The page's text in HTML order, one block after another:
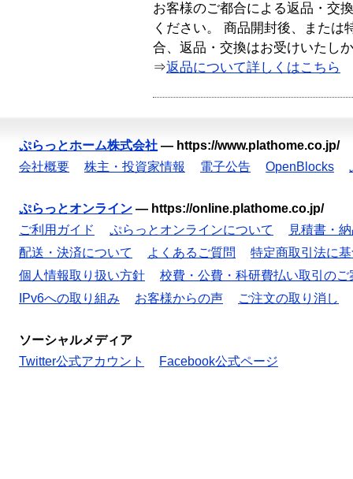
お客様のご都合による返品・交
ください。 商品開封後、または
合、返品・交換はお受けいたし
⇒返品について詳しくはこちら
ぷらっとホーム株式会社 — https://www.plathome.co.jp/
会社概要
株主・投資家情報 電子公告 OpenBlocks
ぷらっとオンライン — https://online.plathome.co.jp/
ご利用ガイド
ぷらっとオンラインについて
見積書・
配送・決済について
よくあるご質問
特定商取引法に
個人情報取り扱い方針
校費・公費・科研費払い取引のご
IPv6への取り組み
お客様からの声 ご注文の取り消し
ソーシャルメディア
Twitter公式アカウント
Facebook公式ページ